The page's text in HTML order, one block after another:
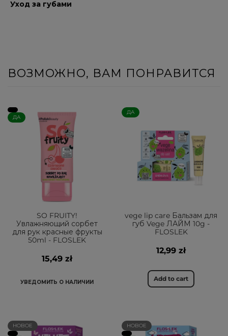
Уход за губами
ВОЗМОЖНО, ВАМ ПОНРАВИТСЯ
ДА
SO FRUITY!
Увлажняющий сорбет
для рук красные фрукты
50ml - FLOSLEK
15,49 zł
УВЕДОМИТЬ О НАЛИЧИИ
ДА
vege lip care Бальзам для
губ Vege ЛАЙМ 10g -
FLOSLEK
12,99 zł
Add to cart
НОВОЕ НОВОЕ